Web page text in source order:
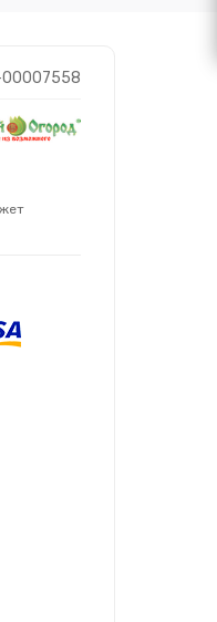
00007558